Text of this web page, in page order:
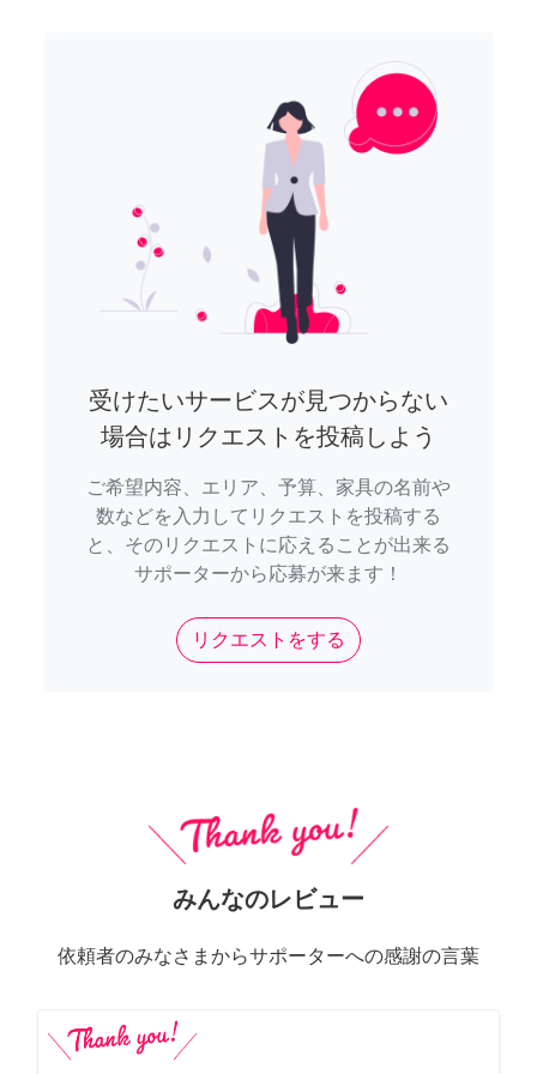
受けたいサービスが見つからない
場合はリクエストを投稿しよう
ご希望内容、エリア、予算、家具の名前や
数などを入力してリクエストを投稿する
と、そのリクエストに応えることが出来る
サポーターから応募が来ます！
リクエストをする
みんなのレビュー
依頼者のみなさまからサポーターへの感謝の言葉